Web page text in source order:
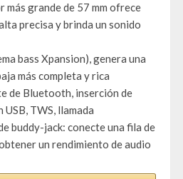
más grande de 57 mm ofrece
precisa y brinda un sonido
bass Xpansion), genera una
más completa y rica
de Bluetooth, inserción de
TWS, llamada
buddy-jack: conecte una fila de
un rendimiento de audio